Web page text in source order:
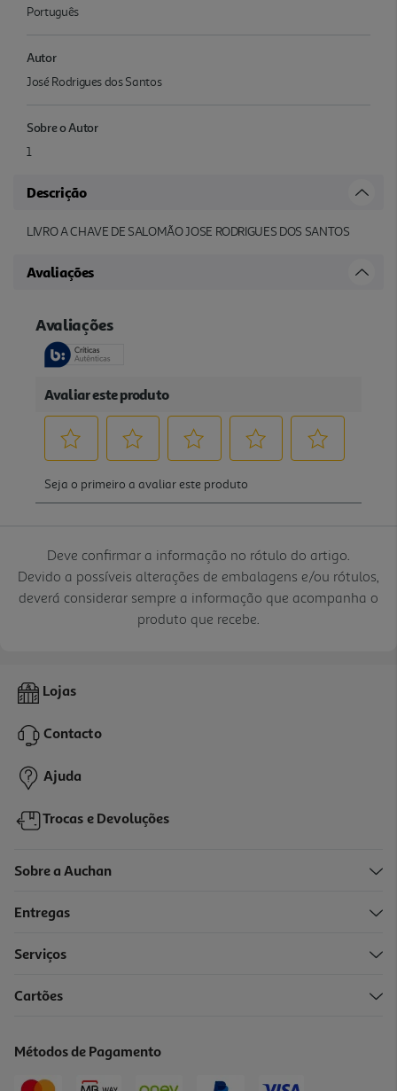
Português
Autor
José Rodrigues dos Santos
Sobre o Autor
1
Descrição
LIVRO A CHAVE DE SALOMÃO JOSE RODRIGUES DOS SANTOS
Avaliações
Deve confirmar a informação no rótulo do artigo.
Devido a possíveis alterações de embalagens e/ou rótulos,
deverá considerar sempre a informação que acompanha o
produto que recebe.
Lojas
Contacto
Ajuda
Trocas e Devoluções
Sobre a Auchan
Entregas
Serviços
Cartões
Métodos de Pagamento